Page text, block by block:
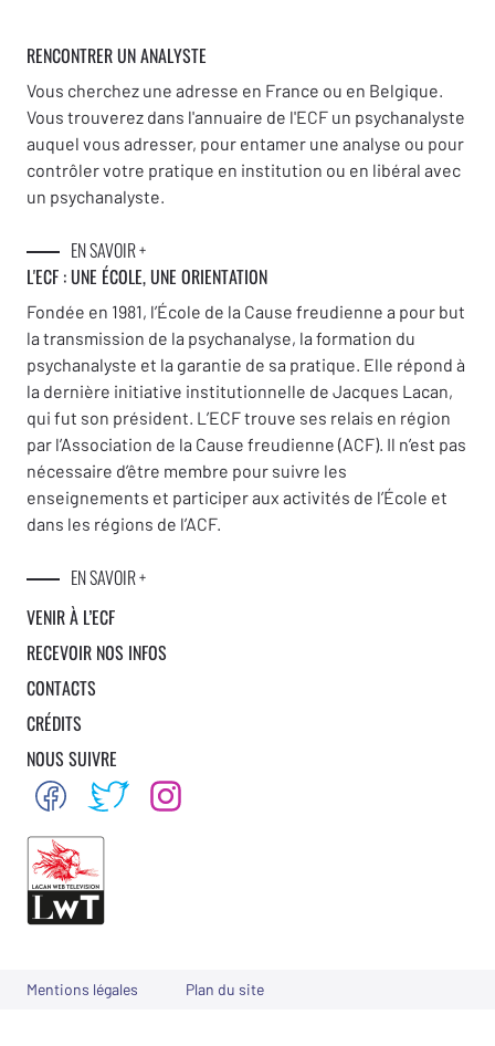
RENCONTRER UN ANALYSTE
Vous cherchez une adresse en France ou en Belgique.
Vous trouverez dans l'annuaire de l'ECF un psychanalyste
auquel vous adresser, pour entamer une analyse ou pour
contrôler votre pratique en institution ou en libéral avec
un psychanalyste.
EN SAVOIR +
L'ECF : UNE ÉCOLE, UNE ORIENTATION
Fondée en 1981, l’École de la Cause freudienne a pour but
la transmission de la psychanalyse, la formation du
psychanalyste et la garantie de sa pratique. Elle répond à
la dernière initiative institutionnelle de Jacques Lacan,
qui fut son président. L’ECF trouve ses relais en région
par l’Association de la Cause freudienne (ACF). Il n’est pas
nécessaire d’être membre pour suivre les
enseignements et participer aux activités de l’École et
dans les régions de l’ACF.
EN SAVOIR +
VENIR À L’ECF
RECEVOIR NOS INFOS
CONTACTS
CRÉDITS
NOUS SUIVRE
Mentions légales Plan du site